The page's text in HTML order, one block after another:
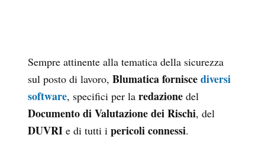
Sempre attinente alla tematica della sicurezza
sul posto di lavoro, Blumatica forniscediversi
software, specifici per la redazione del
Documento di Valutazione dei Rischi, del
DUVRI e di tutti i pericoli connessi.